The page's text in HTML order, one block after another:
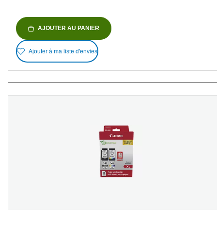
AJOUTER AU PANIER
Ajouter à ma liste d'envies